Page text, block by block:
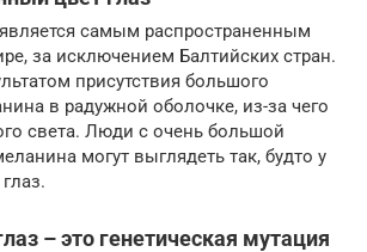
самым распространенным
за исключением Балтийских стран.
присутствия большого
в радужной оболочке, из-за чего
света. Люди с очень большой
могут выглядеть так, будто у
– это генетическая мутация